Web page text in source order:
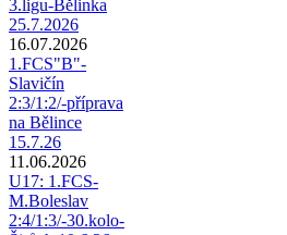
3.ligu-Bělinka
25.7.2026
16.07.2026
1.FCS"B"-
Slavičín
2:3/1:2/-příprava
na Bělince
15.7.26
11.06.2026
U17: 1.FCS-
M.Boleslav
2:4/1:3/-30.kolo-